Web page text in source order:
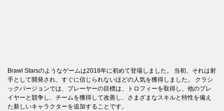
Brawl Starsのようなゲームは2018年に初めて登場しました。 当初、それは射
手として開発され、すぐに信じられないほどの人気を獲得しました。 クラシ
ックバージョンでは、プレーヤーの目標は、トロフィーを取得し、他のプレ
イヤーと競争し、チームを獲得して改善し、さまざまなスキルと特性を備え
た新しいキャラクターを追加することです。